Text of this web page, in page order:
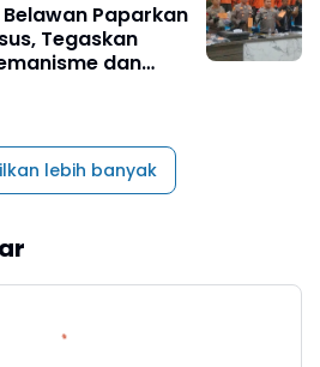
Paparkan
Tegaskan
dan
lebih banyak